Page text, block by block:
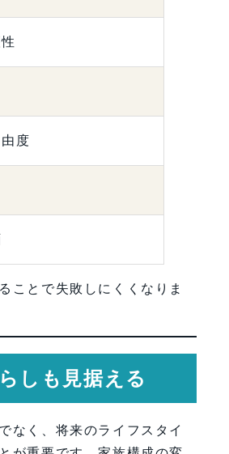
度
ことで失敗しにくくなりま
しも見据える
なく、将来のライフスタイ